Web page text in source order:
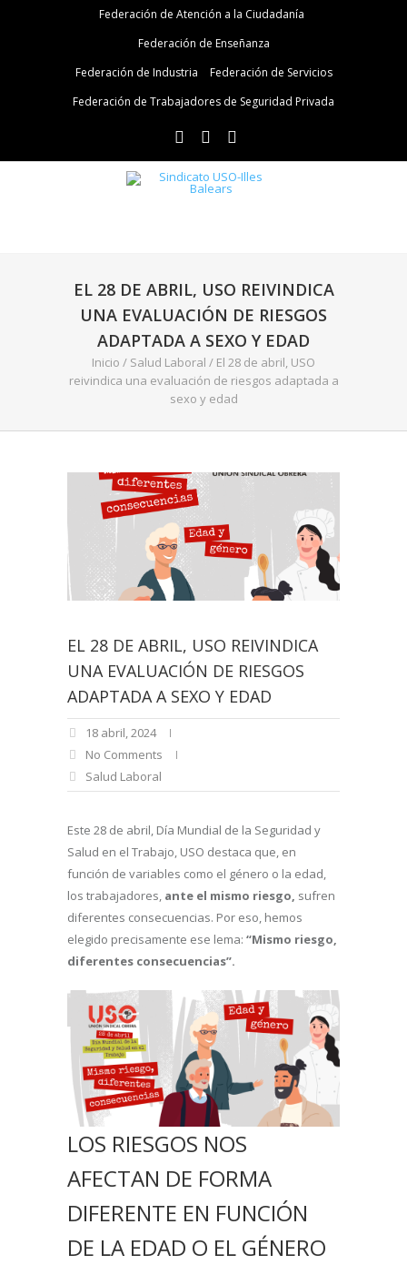
Federación de Atención a la Ciudadanía
Federación de Enseñanza
Federación de Industria
Federación de Servicios
Federación de Trabajadores de Seguridad Privada
EL 28 DE ABRIL, USO REIVINDICA
UNA EVALUACIÓN DE RIESGOS
ADAPTADA A SEXO Y EDAD
Inicio / Salud Laboral / El 28 de abril, USO
reivindica una evaluación de riesgos adaptada a
sexo y edad
EL 28 DE ABRIL, USO REIVINDICA
UNA EVALUACIÓN DE RIESGOS
ADAPTADA A SEXO Y EDAD
18 abril, 2024
No Comments
Salud Laboral
Este 28 de abril, Día Mundial de la Seguridad y
Salud en el Trabajo, USO destaca que, en
función de variables como el género o la edad,
los trabajadores, ante el mismo riesgo, sufren
diferentes consecuencias. Por eso, hemos
elegido precisamente ese lema: “Mismo riesgo,
diferentes consecuencias”.
LOS RIESGOS NOS
AFECTAN DE FORMA
DIFERENTE EN FUNCIÓN
DE LA EDAD O EL GÉNERO